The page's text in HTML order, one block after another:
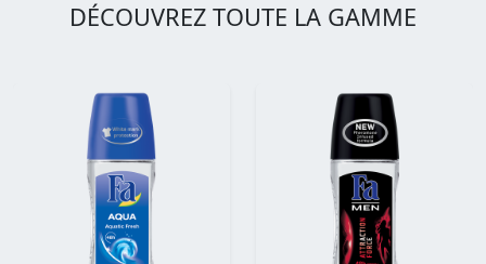
DÉCOUVREZ TOUTE LA GAMME